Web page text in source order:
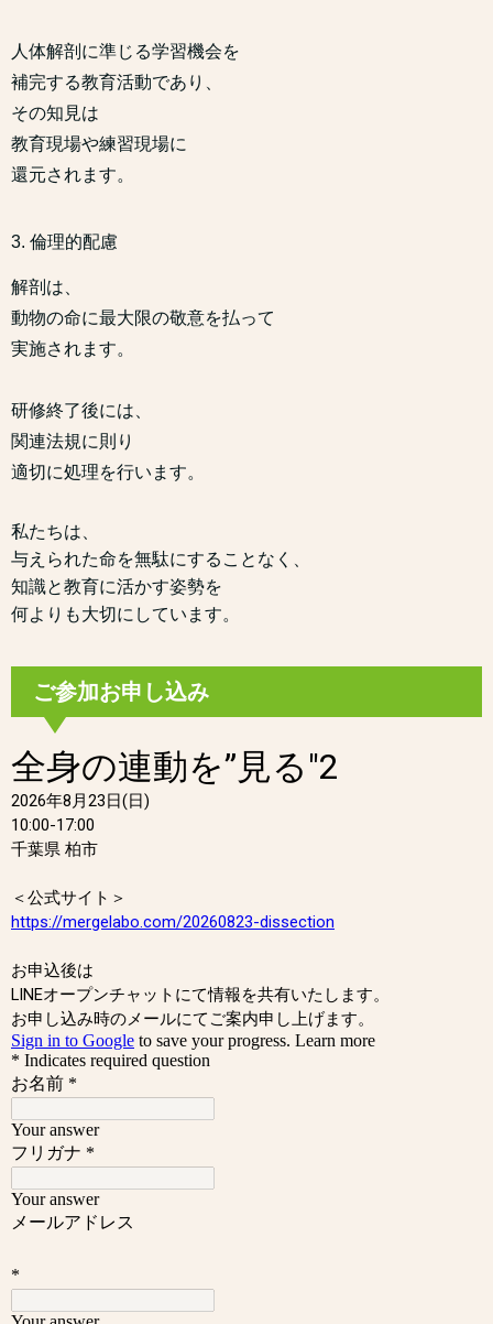
人体解剖に準じる学習機会を
補完する教育活動であり、
その知見は
教育現場や練習現場に
還元されます。
3. 倫理的配慮
解剖は、
動物の命に最大限の敬意を払って
実施されます。
研修終了後には、
関連法規に則り
適切に処理を行います。
私たちは、
与えられた命を無駄にすることなく、
知識と教育に活かす姿勢を
何よりも大切にしています。
ご参加お申し込み